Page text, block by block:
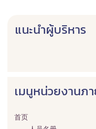
แนะนำผู้บริหาร
เมนูหน่วยงานภา
首页